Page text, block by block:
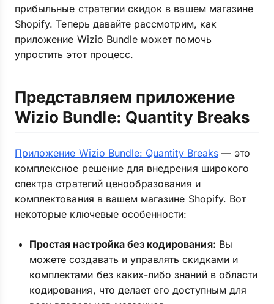
прибыльные стратегии скидок в вашем магазине
Shopify. Теперь давайте рассмотрим, как
приложение Wizio Bundle может помочь
упростить этот процесс.
Представляем приложение
Wizio Bundle: Quantity Breaks
Приложение Wizio Bundle: Quantity Breaks— это
комплексное решение для внедрения широкого
спектра стратегий ценообразования и
комплектования в вашем магазине Shopify. Вот
некоторые ключевые особенности:
Простая настройка без кодирования: Вы
можете создавать и управлять скидками и
комплектами без каких-либо знаний в области
кодирования, что делает его доступным для